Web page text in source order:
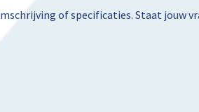
of specificaties. Staat jouw